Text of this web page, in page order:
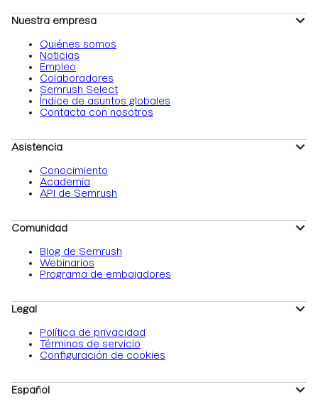
Nuestra empresa
Quiénes somos
Noticias
Empleo
Colaboradores
Semrush Select
Índice de asuntos globales
Contacta con nosotros
Asistencia
Conocimiento
Academia
API de Semrush
Comunidad
Blog de Semrush
Webinarios
Programa de embajadores
Legal
Política de privacidad
Términos de servicio
Configuración de cookies
Español